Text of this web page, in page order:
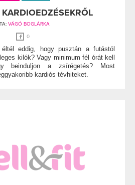
VÁGÓ BOGLÁRKA
0
eddig, hogy pusztán a futástól
kilók? Vagy minimum fél órát kell
beinduljon a zsírégetés? Most
kardiós tévhiteket.